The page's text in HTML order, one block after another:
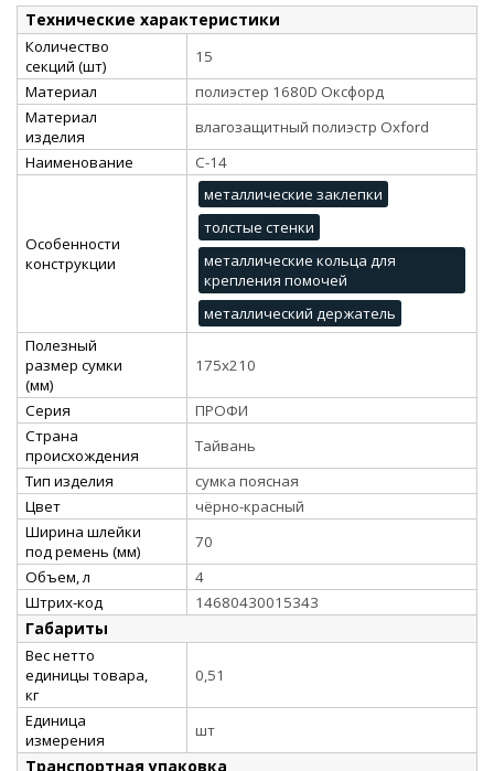
Технические характеристики
Количество
секций (шт)
15
Материал
полиэстер 1680D Оксфорд
Материал
изделия
влагозащитный полиэстр Oxford
Наименование
С-14
Особенности
конструкции
металлические заклепки
толстые стенки
металлические кольца для
крепления помочей
металлический держатель
Полезный
размер сумки
(мм)
175х210
Серия
ПРОФИ
Страна
происхождения
Тайвань
Тип изделия
сумка поясная
Цвет
чёрно-красный
Ширина шлейки
под ремень (мм)
70
Объем, л
4
Штрих-код
14680430015343
Габариты
Вес нетто
единицы товара,
кг
0,51
Единица
измерения
шт
Транспортная упаковка